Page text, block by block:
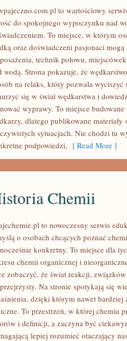
to wartościowy
do spokojnego wypoczynku nad
To miejsce, w którym
oraz doświadczeni pasjonaci mogą
technik połowu,
wodą. Strona pokazuje, że
na relaks, który pozwala
się w świat wędkarstwa i
wyprawy. To miejsce
dlatego publikowane materiały
sytuacjach. Nie chodzi tu
podpowiedzi, [ Read More ]
Chemii
to nowoczesny serwis
o osobach chcących poznać
konkretny. To miejsce dla
chemii organicznej i
zobaczyć, że świat reakcji,
Na stronie spotykają się
dzięki którym nawet bardziej
To przestrzeń, w której chemia
i definicji, a zaczyna być
lepiej rozumieć otaczający